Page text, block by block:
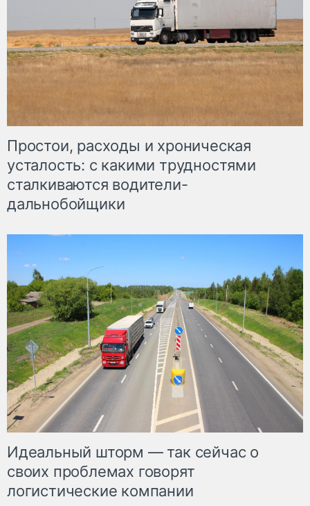
Простои, расходы и хроническая
усталость: с какими трудностями
сталкиваются водители-
дальнобойщики
Идеальный шторм — так сейчас о
своих проблемах говорят
логистические компании